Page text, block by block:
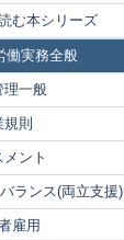
む本シリーズ
働実務全般
理一般
則
ント
ランス(両立支援)
雇用